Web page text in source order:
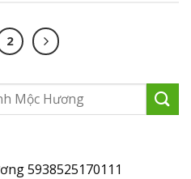
2
5938525170111